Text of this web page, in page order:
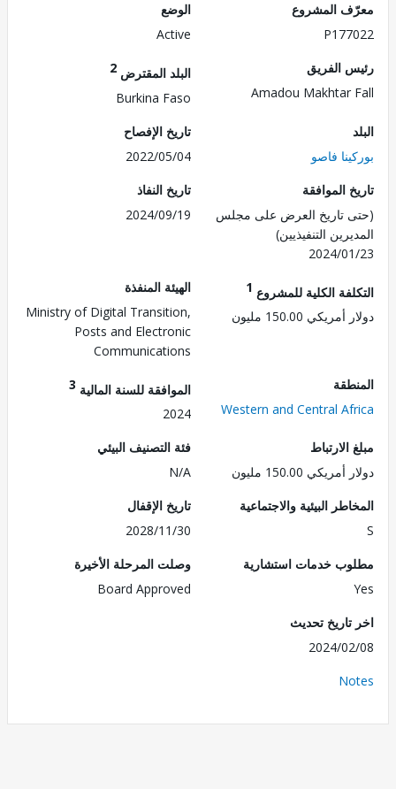
المشروع
الفريق
Amadou Makhtar
البلد المقترض
Burkina Faso
فاصو
تاريخ الإفصاح
2022/05/04
الموافقة
تاريخ العرض على مجلس
التنفيذيين)
2024/
تاريخ النفاذ
2024/09/19
الكلية للمشروع1
150.00 مليون
الهيئة المنفذة
Ministry of Digital Transition,
Posts and Electronic
Communications
Western and Central
الموافقة للسنة المالية3
2024
150.00 مليون
فئة التصنيف البيئي
N/A
البيئية والاجتماعية
تاريخ الإقفال
2028/11/30
خدمات استشارية
وصلت المرحلة الأخيرة
Board Approved
تحديث
2024/